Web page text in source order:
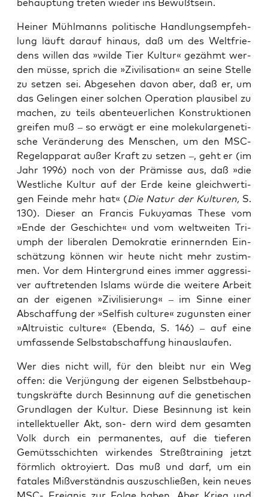
be­haup­tung tre­ten wie­der ins Bewußtsein.
Hei­ner Mühl­manns poli­ti­sche Hand­lungs­emp­feh­
lung läuft dar­auf hin­aus, daß um des Welt­frie­
dens wil­len das »wil­de Tier Kul­tur« gezähmt wer­
den müs­se, sprich die »Zivi­li­sa­ti­on« an sei­ne Stel­le
zu set­zen sei. Abge­se­hen davon aber, daß er, um
das Gelin­gen einer sol­chen Ope­ra­ti­on plau­si­bel zu
machen, zu teils aben­teu­er­li­chen Kon­struk­tio­nen
grei­fen muß – so erwägt er eine mole­ku­lar­ge­ne­ti­
sche Ver­än­de­rung des Men­schen, um den MSC-
Regel­ap­pa­rat außer Kraft zu set­zen –, geht er (im
Jahr 1996) noch von der Prä­mis­se aus, daß »die
West­li­che Kul­tur auf der Erde kei­ne gleich­wer­ti­
gen Fein­de mehr hat« (Die Natur der Kul­tu­ren, S.
130). Die­ser an Fran­cis Fuku­ya­mas The­se vom
»Ende der Geschich­te« und vom welt­wei­ten Tri­
umph der libe­ra­len Demo­kra­tie erin­nern­den Ein­
schät­zung kön­nen wir heu­te nicht mehr zustim­
men. Vor dem Hin­ter­grund eines immer aggres­si­
ver auf­tre­ten­den Islams wür­de die wei­te­re Arbeit
an der eige­nen »Zivi­li­sie­rung« – im Sin­ne einer
Abschaf­fung der »Sel­fi­sh cul­tu­re« zuguns­ten einer
»Altru­i­stic cul­tu­re« (Eben­da, S. 146) – auf eine
umfas­sen­de Selb­st­ab­schaf­fung hinauslaufen.
Wer dies nicht will, für den bleibt nur ein Weg
offen: die Ver­jün­gung der eige­nen Selbst­be­haup­
tungs­kräf­te durch Besin­nung auf die gene­ti­schen
Grund­la­gen der Kul­tur. Die­se Besin­nung ist kein
intel­lek­tu­el­ler Akt, son- dern wird dem gesam­ten
Volk durch ein per­ma­nen­tes, auf die tie­fe­ren
Gemüts­schich­ten wir­ken­des Streß­trai­ning jetzt
förm­lich oktroy­iert. Das muß und darf, um ein
fata­les Miß­ver­ständ­nis aus­zu­schlie­ßen, kein neu­es